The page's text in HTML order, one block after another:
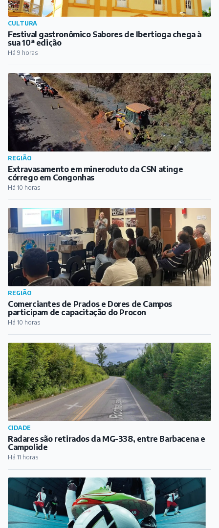
CULTURA
Festival gastronômico Sabores de Ibertioga chega à
sua 10ª edição
Há 9 horas
REGIÃO
Extravasamento em mineroduto da CSN atinge
córrego em Congonhas
Há 10 horas
REGIÃO
Comerciantes de Prados e Dores de Campos
participam de capacitação do Procon
Há 10 horas
CIDADE
Radares são retirados da MG-338, entre Barbacena e
Campolide
Há 11 horas